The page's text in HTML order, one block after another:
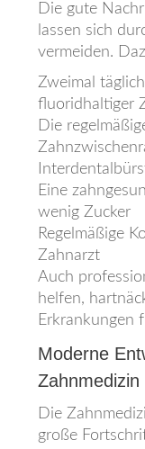
Die gute
lassen sich
vermeiden.
Zweimal
fluoridhaltiger
Die
Eine
wenig Zucker
Regelmäßige
Zahnarzt
Auch
helfen,
Erkrankungen
Moderne
Zahnmedizin
Die
große